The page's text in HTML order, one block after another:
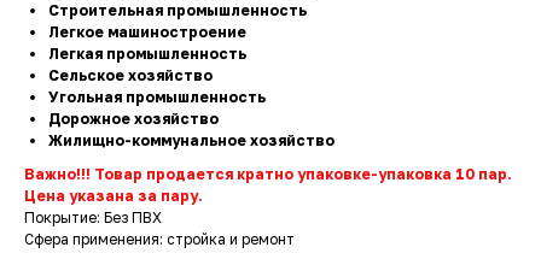
Строительная промышленность
Легкое машиностроение
Легкая промышленность
Сельское хозяйство
Угольная промышленность
Дорожное хозяйство
Жилищно-коммунальное хозяйство
Важно!!! Товар продается кратно упаковке-упаковка 10 пар.
Цена указана за пару.
Покрытие: Без ПВХ
Сфера применения: стройка и ремонт